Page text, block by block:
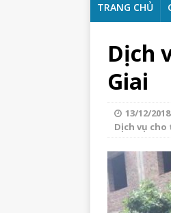
TRANG CHỦ
Dịch
Giai
13/12/2018
Dịch vụ